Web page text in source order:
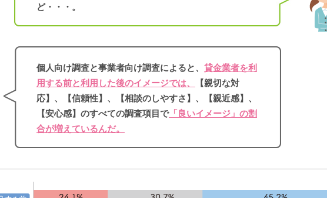
ど・・・。
個人向け調査と事業者向け調査によると、 貸金業者を利
用する前と利用した後のイメージでは、
【親切な対
応】、【信頼性】、【相談のしやすさ】、【親近感】、
【安心感】のすべての調査項目で「良いイメージ」の割
合が増えているんだ。